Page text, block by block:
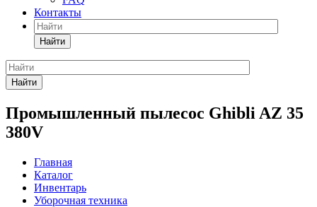
Контакты
Найти
Найти
Промышленный пылесос Ghibli AZ 35
380V
Главная
Каталог
Инвентарь
Уборочная техника